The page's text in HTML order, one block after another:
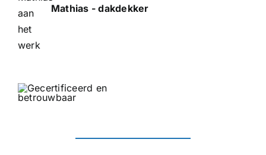
Mathias - dakdekker